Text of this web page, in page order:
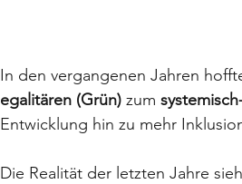
In den vergangenen Jahren
egalitären (Grün) zum
Entwicklung hin zu mehr
Die Realität der letzten Jahre